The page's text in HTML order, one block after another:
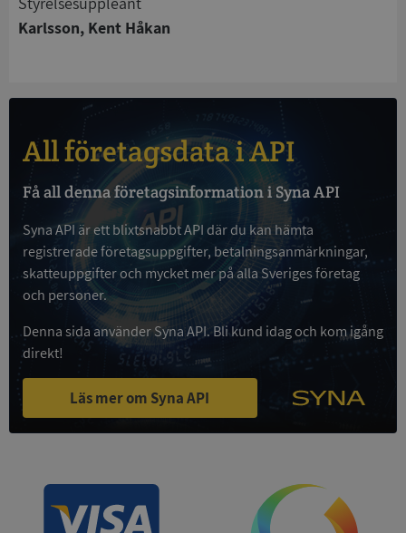
Karlsson, Kent Håkan
All företagsdata i API
Få all denna företagsinformation i Syna API
Syna API är ett blixtsnabbt API där du kan hämta
registrerade företagsuppgifter, betalningsanmärkningar,
skatteuppgifter och mycket mer på alla Sveriges företag
och personer.
Denna sida använder Syna API. Bli kund idag och kom igång
direkt!
Läs mer om Syna API
Strikt nödvändiga kakor tillåter
kärnwebbplatsfunktioner som användarinloggning
och kontohantering. Webbplatsen kan inte
Namn
Domän
__RequestVerificationToken
Corporation
de.syna.se
VISITOR_PRIVACY_METADATA
.youtube.com
Google
Privacy Policy